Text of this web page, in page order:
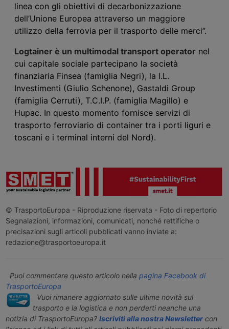
linea con gli obiettivi di decarbonizzazione
dell’Unione Europea attraverso un maggiore
utilizzo della ferrovia per il trasporto delle merci”.
Logtainer è un multimodal transport operator nel
cui capitale sociale partecipano la società
finanziaria Finsea (famiglia Negri), la I.L.
Investimenti (Giulio Schenone), Gastaldi Group
(famiglia Cerruti), T.C.I.P. (famiglia Magillo) e
Hupac. In questo momento fornisce servizi di
trasporto ferroviario di container tra i porti liguri e
toscani e i terminal interni del Nord).
© TrasportoEuropa - Riproduzione riservata - Foto di repertorio
Segnalazioni, informazioni, comunicati, nonché rettifiche o
precisazioni sugli articoli pubblicati vanno inviate a:
redazione@trasportoeuropa.it
Puoi commentare questo articolo nella pagina Facebook di
TrasportoEuropa
Vuoi rimanere aggiornato sulle ultime novità sul
trasporto e la logistica e non perderti neanche una
notizia di TrasportoEuropa? Iscriviti alla nostra Newslettercon